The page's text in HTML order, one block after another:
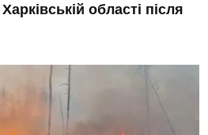
області після